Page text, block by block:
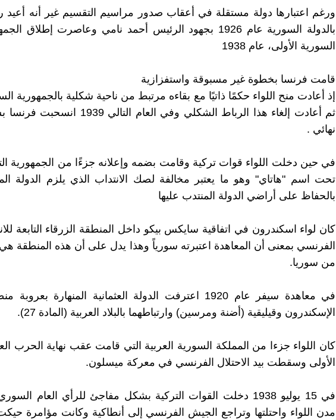
ورغم اعتبارها دولة مستقلة في أعقاب صدور مراسيم التقسيم غير أنه أعيد
بالدولة السورية عام 1926 بجهود الرئيس أحمد نامي وعاصرت إطلاق
السورية الأولى، عام 1938
قامت فرنسا بخطوة غير مسبوقة واستفزازية
إذ أعادت منح اللواء حكمًا ذاتيًا مع بقاءه مرتبط من ناحية شكلية بالجمهورية
ثم أعادت إلغاء هذا الرباط الشكلي وفي العام التالي 1939
نهائي .
في حين دخلت اللواء قوات تركية وقامت بضمه وإعلانه جزءًا من الجمهورية
تحت اسم "هاتاي" وهو ما يعتبر مخالفة لصك الانتداب الذي يلزم الدولة
بالحفاظ على أراضي الدولة المنتدب عليها
كان لواء اسكندرون في اتفاقية سايكس بيكو داخل المنطقة الزرقاء التابعة
الفرنسي بمعنى أن المعاهدة اعتبرته سورياً وهذا يدل على أن هذه المنطقة
من سوريا.
في معاهدة سيفر عام 1920 اعترفت الدولة العثمانية المنهارة
الإسكندرون وقيليقية (أضنة ومرسين) وارتباطهما بالبلاد العربية (المادة 27).
كان اللواء جزءا من المملكة السورية العربية التي قامت عقب نهاية الحرب
الأولى وسقطت بيد الاحتلال الفرنسي في معركة ميسلون.
في 15 يوليو 1938 دخلت القوات التركية بشكل مفاجئ للرأي العام
مدن اللواء واحتلتها وتراجع الجيش الفرنسي إلى أنطاكية وكانت مؤامرة